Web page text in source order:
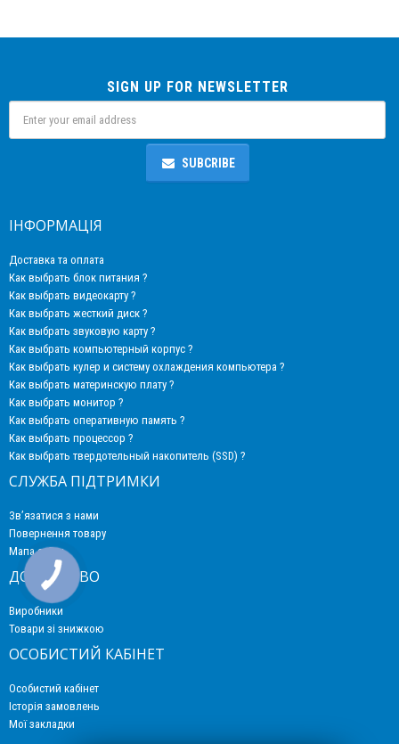
SIGN UP FOR NEWSLETTER
SUBCRIBE
ІНФОРМАЦІЯ
Доставка та оплата
Как выбрать блок питания ?
Как выбрать видеокарту ?
Как выбрать жесткий диск ?
Как выбрать звуковую карту ?
Как выбрать компьютерный корпус ?
Как выбрать кулер и систему охлаждения компьютера ?
Как выбрать материнскую плату ?
Как выбрать монитор ?
Как выбрать оперативную память ?
Как выбрать процессор ?
Как выбрать твердотельный накопитель (SSD) ?
СЛУЖБА ПІДТРИМКИ
Зв’язатися з нами
Повернення товару
Мапа сайту
ДОДАТКОВО
Виробники
Товари зі знижкою
ОСОБИСТИЙ КАБІНЕТ
Особистий кабінет
Історія замовлень
Мої закладки